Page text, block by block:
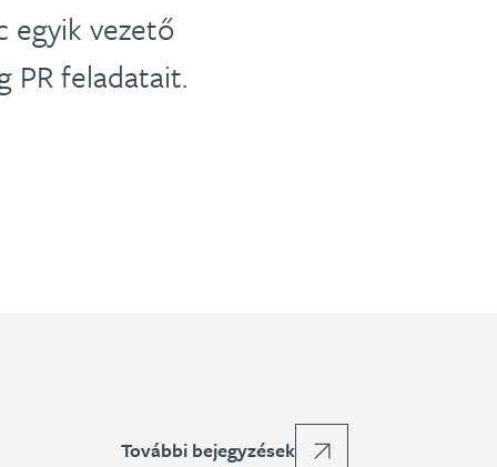
egyik vezető
PR feladatait.
További bejegyzések